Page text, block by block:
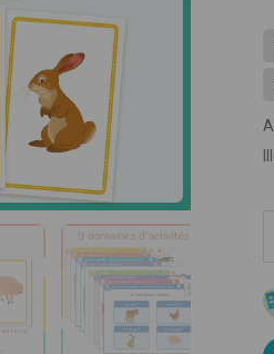
donnons vie à
enseignant et vous avez
des contenus innovants
à partager ? Chez